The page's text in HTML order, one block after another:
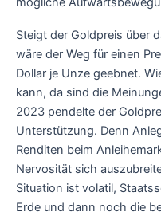
Steigt der Goldpreis über
wäre der Weg für einen
Dollar je Unze geebnet.
kann, da sind die
2023 pendelte der
Unterstützung. Denn
Renditen beim
Nervosität sich
Situation ist volatil,
Erde und dann noch die